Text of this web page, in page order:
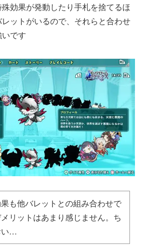
効果が発動したり手札を捨てるほ
ットがいるので、それらと合わせ
です
も他バレットとの組み合わせで
リットはあまり感じません。ち
い…